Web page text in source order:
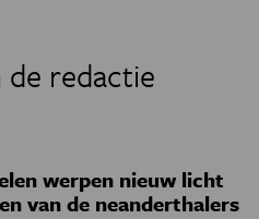
de redactie
werpen nieuw licht
van de neanderthalers